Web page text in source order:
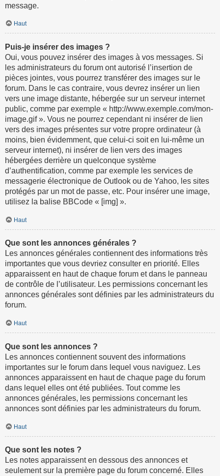
message.
Haut
Puis-je insérer des images ?
Oui, vous pouvez insérer des images à vos messages. Si
les administrateurs du forum ont autorisé l’insertion de
pièces jointes, vous pourrez transférer des images sur le
forum. Dans le cas contraire, vous devrez insérer un lien
vers une image distante, hébergée sur un serveur internet
public, comme par exemple « http://www.exemple.com/mon-
image.gif ». Vous ne pourrez cependant ni insérer de lien
vers des images présentes sur votre propre ordinateur (à
moins, bien évidemment, que celui-ci soit en lui-même un
serveur internet), ni insérer de lien vers des images
hébergées derrière un quelconque système
d’authentification, comme par exemple les services de
messagerie électronique de Outlook ou de Yahoo, les sites
protégés par un mot de passe, etc. Pour insérer une image,
utilisez la balise BBCode « [img] ».
Haut
Que sont les annonces générales ?
Les annonces générales contiennent des informations très
importantes que vous devriez consulter en priorité. Elles
apparaissent en haut de chaque forum et dans le panneau
de contrôle de l’utilisateur. Les permissions concernant les
annonces générales sont définies par les administrateurs du
forum.
Haut
Que sont les annonces ?
Les annonces contiennent souvent des informations
importantes sur le forum dans lequel vous naviguez. Les
annonces apparaissent en haut de chaque page du forum
dans lequel elles ont été publiées. Tout comme les
annonces générales, les permissions concernant les
annonces sont définies par les administrateurs du forum.
Haut
Que sont les notes ?
Les notes apparaissent en dessous des annonces et
seulement sur la première page du forum concerné. Elles